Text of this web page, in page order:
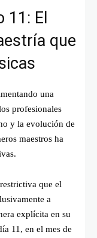
El
que
una
profesionales
y la evolución de
maestros ha
que el
a
explícita en su
11, en el mes de